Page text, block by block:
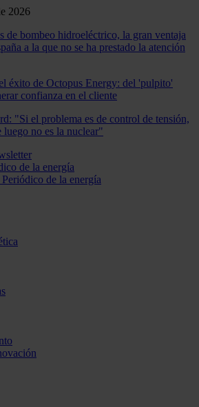
2026
de bombeo hidroeléctrico, la gran ventaja
a la que no se ha prestado la atención
éxito de Octopus Energy: del 'pulpito'
confianza en el cliente
"Si el problema es de control de tensión,
luego no es la nuclear"